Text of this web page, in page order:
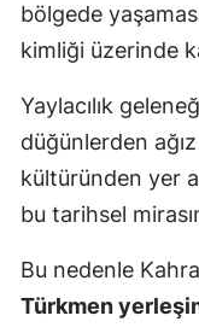
bölgede
kimliği üzerinde
Yaylacılık
düğünlerden
kültüründen yer
bu tarihsel
Bu nedenle
Türkmen